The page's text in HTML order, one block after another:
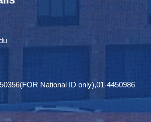
National ID only),01-4450986